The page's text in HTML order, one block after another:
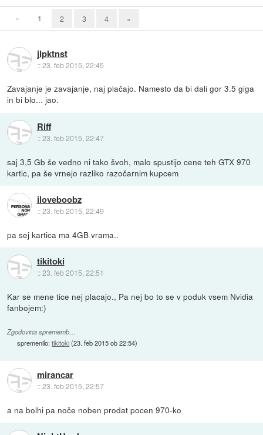
« 1 2 3 4 »
jlpktnst
::23. feb 2015, 22:45
Zavajanje je zavajanje, naj plačajo. Namesto da bi dali gor 3.5 giga
in bi blo... jao.
Riff
::23. feb 2015, 22:47
saj 3,5 Gb še vedno ni tako švoh, malo spustijo cene teh GTX 970
kartic, pa še vrnejo razliko razočarnim kupcem
iloveboobz
::23. feb 2015, 22:49
pa sej kartica ma 4GB vrama..
tikitoki
::23. feb 2015, 22:51
Kar se mene tice nej placajo., Pa nej bo to se v poduk vsem Nvidia
fanbojem:)
Zgodovina sprememb…
spremenilo:tikitoki(23. feb 2015 ob 22:54)
mirancar
::23. feb 2015, 22:57
a na bolhi pa noče noben prodat pocen 970-ko